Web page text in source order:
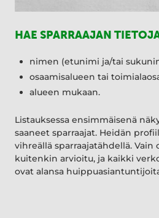
HAE SPARRAAJAN
nimen (etunimi ja/tai
osaamisalueen tai
alueen mukaan.
Listauksessa ensimmäisenä
saaneet sparraajat. Heidän
vihreällä sparraajatähdellä. Vain
kuitenkin arvioitu, ja kaikki
ovat alansa